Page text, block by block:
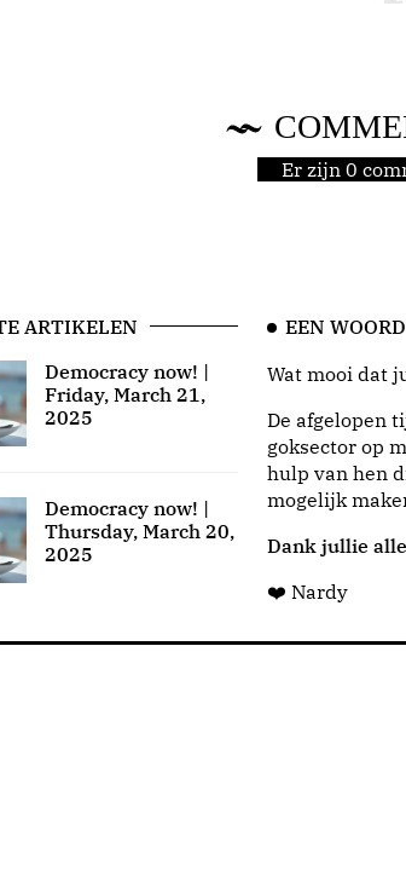
Er zijn 0
ARTIKELEN
Democracy now! |
Friday, March 21,
2025
Democracy now! |
Thursday, March 20,
2025
EEN
Wat mooi dat
De afgelopen
goksector op
hulp van hen
mogelijk
Dank jullie
❤️ Nardy